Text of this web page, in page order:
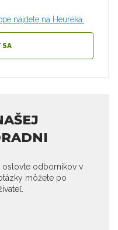
nájdete na Heuréka.
SA
oslovte odborníkov v
môžete po